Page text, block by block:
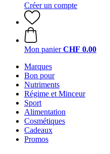
Créer un compte
Mon panier CHF 0.00
Marques
Bon pour
Nutriments
Régime et Minceur
Sport
Alimentation
Cosmétiques
Cadeaux
Promos